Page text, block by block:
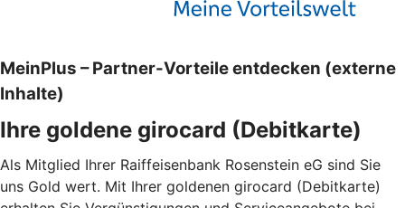
MeinPlus – Partner-Vorteile entdecken (externe
Inhalte)
Ihre goldene girocard (Debitkarte)
Als Mitglied Ihrer Raiffeisenbank Rosenstein eG sind Sie
uns Gold wert. Mit Ihrer goldenen girocard (Debitkarte)